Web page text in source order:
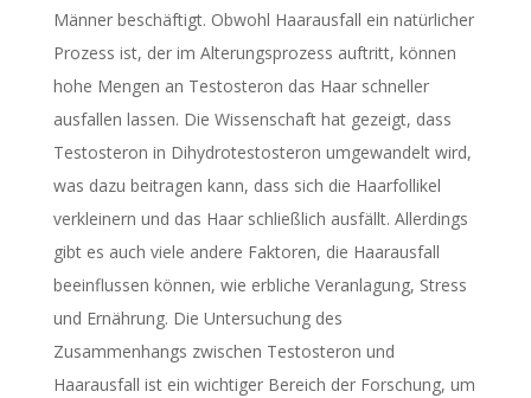
Männer beschäftigt. Obwohl Haarausfall ein natürlicher
Prozess ist, der im Alterungsprozess auftritt, können
hohe Mengen an Testosteron das Haar schneller
ausfallen lassen. Die Wissenschaft hat gezeigt, dass
Testosteron in Dihydrotestosteron umgewandelt wird,
was dazu beitragen kann, dass sich die Haarfollikel
verkleinern und das Haar schließlich ausfällt. Allerdings
gibt es auch viele andere Faktoren, die Haarausfall
beeinflussen können, wie erbliche Veranlagung, Stress
und Ernährung. Die Untersuchung des
Zusammenhangs zwischen Testosteron und
Haarausfall ist ein wichtiger Bereich der Forschung, um